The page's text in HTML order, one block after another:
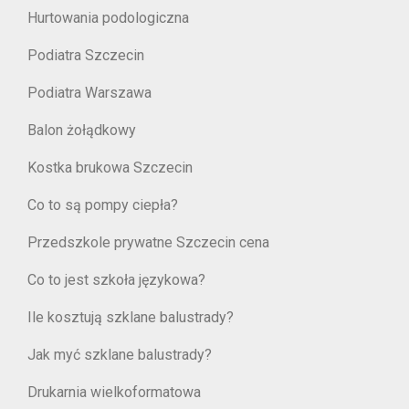
Hurtowania podologiczna
Podiatra Szczecin
Podiatra Warszawa
Balon żołądkowy
Kostka brukowa Szczecin
Co to są pompy ciepła?
Przedszkole prywatne Szczecin cena
Co to jest szkoła językowa?
Ile kosztują szklane balustrady?
Jak myć szklane balustrady?
Drukarnia wielkoformatowa